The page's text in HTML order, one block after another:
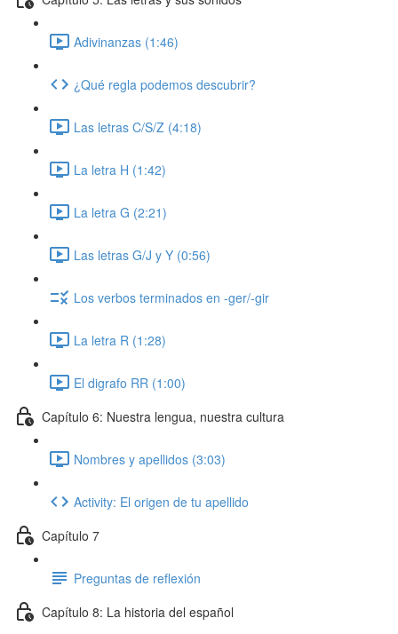
Adivinanzas (1:46)
¿Qué regla podemos descubrir?
Las letras C/S/Z (4:18)
La letra H (1:42)
La letra G (2:21)
Las letras G/J y Y (0:56)
Los verbos terminados en -ger/-gir
La letra R (1:28)
El digrafo RR (1:00)
Capítulo 6: Nuestra lengua, nuestra cultura
Nombres y apellidos (3:03)
Activity: El origen de tu apellido
Capítulo 7
Preguntas de reflexión
Capítulo 8: La historia del español